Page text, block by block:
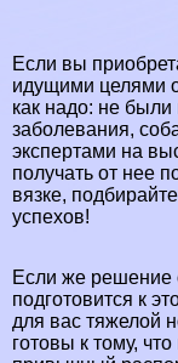
Если вы
идущими целями
как надо: не
заболевания,
экспертами на
получать от нее
вязке,
успехов!
Если же решение
подготовится к
для вас тяжелой
готовы к тому,